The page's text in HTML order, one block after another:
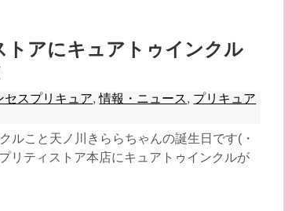
トアにキュアトゥインクル
セスプリキュア,情報・ニュース, プリキュア
ルこと天ノ川きららちゃんの誕生日です(・
リティストア本店にキュアトゥインクルが